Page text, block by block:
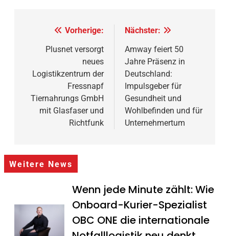
Beitragsnavigation
Vorherige:
Plusnet versorgt
neues
Logistikzentrum der
Fressnapf
Tiernahrungs GmbH
mit Glasfaser und
Richtfunk
Nächster:
Amway feiert 50
Jahre Präsenz in
Deutschland:
Impulsgeber für
Gesundheit und
Wohlbefinden und für
Unternehmertum
Weitere News
Wenn jede Minute zählt: Wie
Onboard-Kurier-Spezialist
OBC ONE die internationale